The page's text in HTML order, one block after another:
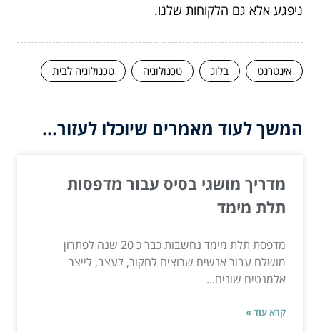
ניפגע אלא גם הלקוחות שלנו.
אינטרנט בלוג טכנולוגיה טכנולוגיה לבית
המשך לעוד מאמרים שיוכלו לעזור...
מדריך מושגי בסיס עבור מדפסות
תלת מימד
מדפסת תלת מימד נחשבות כבר כ 20 שנה לפתרון
מושלם עבור אנשים שרוצים לחקור, לעצב, לייצר
אלמנטים שונים...
קרא עוד »